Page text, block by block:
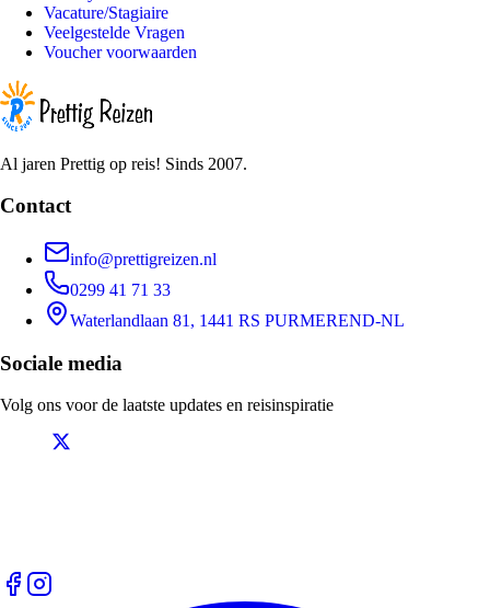
Vacature/Stagiaire
Veelgestelde Vragen
Voucher voorwaarden
Al jaren Prettig op reis! Sinds 2007.
Contact
info@prettigreizen.nl
0299 41 71 33
Waterlandlaan 81, 1441 RS PURMEREND-NL
Sociale media
Volg ons voor de laatste updates en reisinspiratie